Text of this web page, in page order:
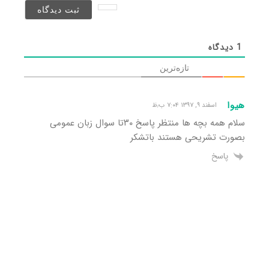
1 دیدگاه
تازه‌ترین
هیوا اسفند ۹, ۱۳۹۷ ۷:۰۴ ب٫ظ
سلام همه بچه ها منتظر پاسخ ۳۰تا سوال زبان عمومی
بصورت تشریحی هستند باتشکر
پاسخ